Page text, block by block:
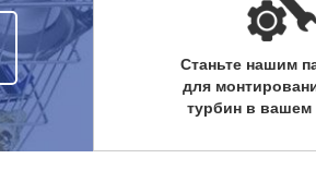
Станьте нашим
для
турбин в вашем